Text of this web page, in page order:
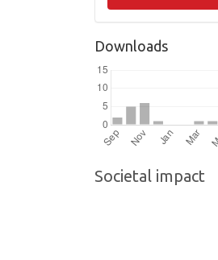
Downloads
Societal impact